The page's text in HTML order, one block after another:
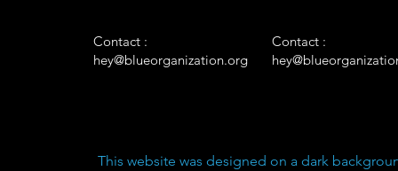
Contact :
hey@blueorganization.org
Contact :
This website was designed on a dark